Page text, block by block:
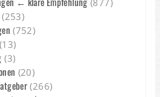
(877)
(253)
(752)
(13)
(3)
(20)
(266)